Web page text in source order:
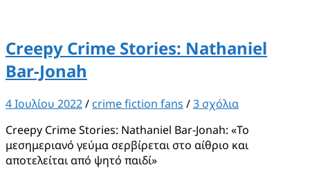
Creepy Crime Stories: Nathaniel
Bar-Jonah
4 Ιουλίου 2022/ crime fiction fans /3 σχόλια
Creepy Crime Stories: Nathaniel Bar-Jonah: «Το
μεσημεριανό γεύμα σερβίρεται στο αίθριο και
αποτελείται από ψητό παιδί»